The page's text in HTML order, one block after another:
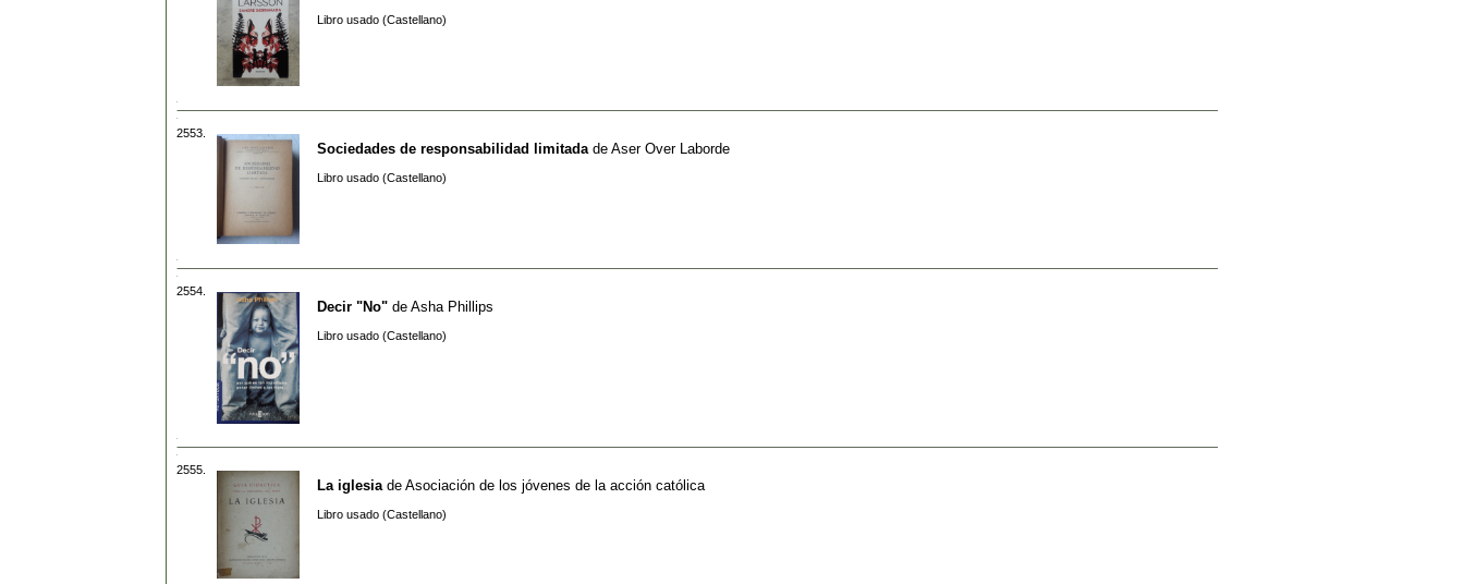
Libro usado (Castellano)
2553.
Sociedades de responsabilidad limitada de Aser Over Laborde
Libro usado (Castellano)
2554.
Decir "No" de Asha Phillips
Libro usado (Castellano)
2555.
La iglesia de Asociación de los jóvenes de la acción católica
Libro usado (Castellano)